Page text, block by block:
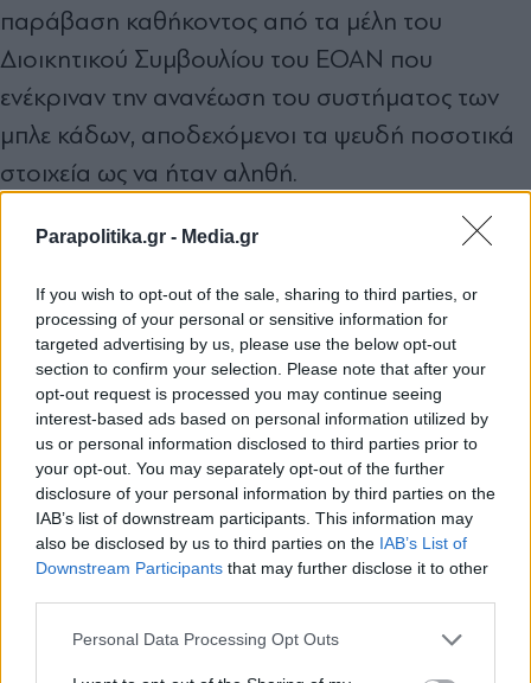
Parapolitika.gr - Media.gr
If you wish to opt-out of the sale, sharing to third parties, or
processing of your personal or sensitive information for
targeted advertising by us, please use the below opt-out
section to confirm your selection. Please note that after your
opt-out request is processed you may continue seeing
interest-based ads based on personal information utilized by
us or personal information disclosed to third parties prior to
your opt-out. You may separately opt-out of the further
disclosure of your personal information by third parties on the
IAB’s list of downstream participants. This information may
also be disclosed by us to third parties on the IAB’s List of
Downstream Participants that may further disclose it to other
Personal Data Processing Opt Outs
παράβαση καθήκοντος από τα µέλη του
∆ιοικητικού Συµβουλίου του ΕΟΑΝ που
ενέκριναν την ανανέωση του συστήµατος των
µπλε κάδων, αποδεχόµενοι τα ψευδή ποσοτικά
στοιχεία ως να ήταν αληθή.
Oπως έχουν γράψει τα «Π», είναι σαφές ότι έχει
ανοίξει ο «ασκός του Αιόλου» καιέχουν ανοίξει
τα στόµατα στον ΕΟΑΝκαι στο υπουργείο
Περιβάλλοντος,ενώ ο φάκελος που
επεξεργάζονται οι αρµόδιες δηµόσιες Αρχές
συνεχώς µεγαλώνει από τη δηµοσιογραφική
έρευνα, χωρίς να µπορούν να κάνουν τίποτα
ούτε ο Μανώλης Γραφάκος (αφού σύντοµα
αναµένεται να τον καλέσουν για παροχή
γνωστής εταιρείας V+O.
Εγγραφή στο newsletter